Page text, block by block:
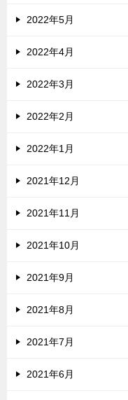
2022年5月
2022年4月
2022年3月
2022年2月
2022年1月
2021年12月
2021年11月
2021年10月
2021年9月
2021年8月
2021年7月
2021年6月